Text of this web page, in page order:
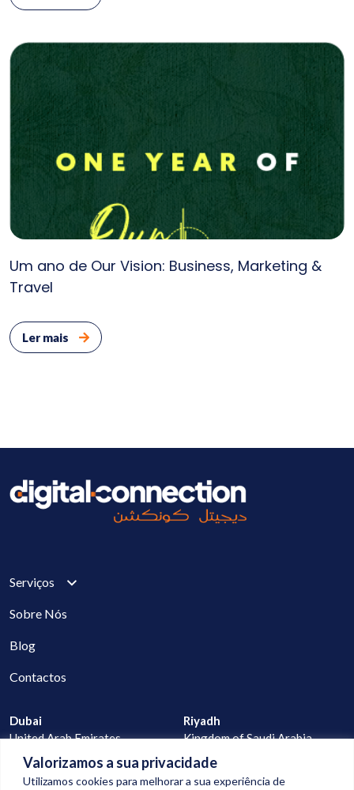
Valorizamos a sua privacidade
Utilizamos cookies para melhorar a sua experiência de
Um ano de Our Vision: Business, Marketing &
Travel
Ler mais
Serviços
Sobre Nós
Blog
Contactos
Dubai
United Arab Emirates
Lisbon
Riyadh
Kingdom of Saudi Arabia